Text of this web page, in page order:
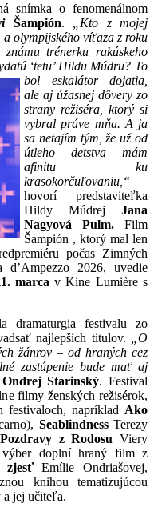
snímka o fenomenálnom
Šampión.
„Kto z mojej
olympijského víťaza z roku
trénerku rakúskeho
‘tetu’ Hildu Múdru? To
bol eskalátor dojatia,
ale aj úžasnej dôvery zo
strany režiséra, ktorý si
vybral práve mňa. A ja
sa netajím tým, že už od
útleho detstva mám
afinitu ku
krasokorčuľovaniu,“
hovorí predstaviteľka
Hildy Múdrej Jana
Nagyová Pulm. Film
Šampión , ktorý mal len
počas Zimných
2026, uvedie
marca v Kine Lumière s
dramaturgia festivalu zo
najlepších titulov. „O
žánrov – od hraných cez
zastúpenie bude mať aj
Ondrej Starinský. Festival
filmy ženských režisérok,
festivaloch, napríklad Ako
SeablindnessTerezy
Pozdravy z Rodosu Viery
výber doplní hraný film z
zjesťEmílie Ondriašovej,
knihou tematizujúcou
a jej učiteľa.